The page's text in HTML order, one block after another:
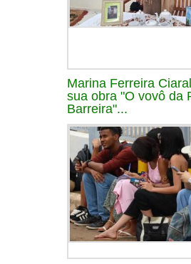
Marina Ferreira
sua obra "O vovô da
Barreira"...